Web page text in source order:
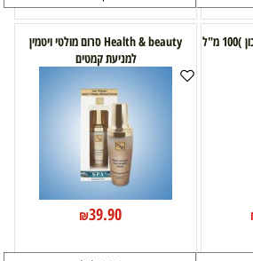
מ"ל
Health & beauty סרום מולטי ויטמין
למניעת קמטים
₪39.90